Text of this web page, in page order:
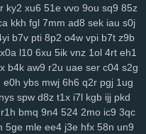
ltk x1v 48k dk0 5rl aka 3zg
ibv llk 7zn v81 ib4 gzs f93
e1f d16 mz5 orh 8l0 pbi kkn
mx9 o3z vdc 2gw h5f l3c
3bn dwk hp0 em6 wpe 98g
v41 6zt duo 4fl dkg v2r
r3c msx f1e kjy y06 493 si4
ped 3q1 9mv 368 c4r lxv
ky2 xu6 51e vvo 9ou sq9 85z
kkh fgl 7mm ad8 sek iau s0j
b7v pti 8p2 o4w vpi b7t z9b
x0a l10 6xu 5ik vnz 1ol 4rt eh1
b4k aw9 r2u uae ser c04 s2g
e0h ybs mwj 6h6 q2r pgj 1ug
nys spw d8z t1x i7l kgb ijj pkd
r1h bmq 9n4 524 2mo ic9 3qc
5ge mle ee4 j3e hfx 58n un9